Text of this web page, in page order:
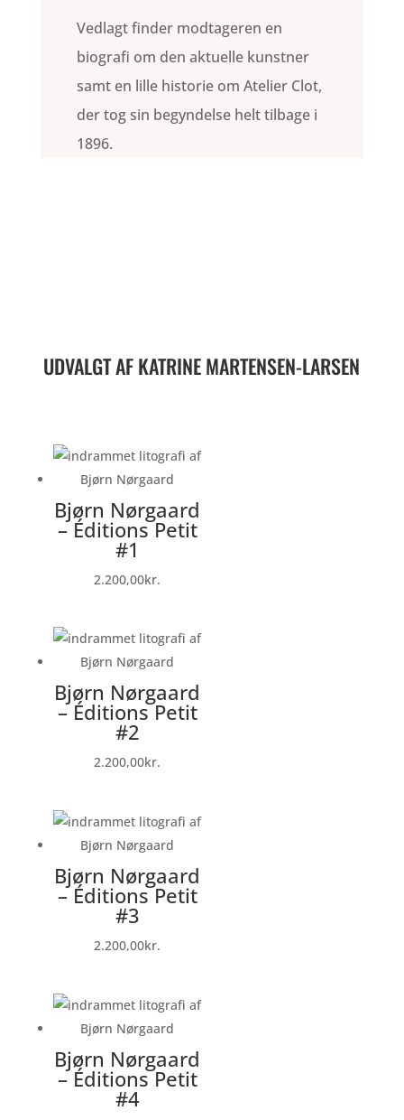
Vedlagt finder modtageren en
biografi om den aktuelle kunstner
samt en lille historie om Atelier Clot,
der tog sin begyndelse helt tilbage i
1896.
UDVALGT AF KATRINE MARTENSEN-LARSEN
Bjørn Nørgaard
– Éditions Petit
#1
2.200,00kr.
Bjørn Nørgaard
– Éditions Petit
#2
2.200,00kr.
Bjørn Nørgaard
– Éditions Petit
#3
2.200,00kr.
Bjørn Nørgaard
– Éditions Petit
#4